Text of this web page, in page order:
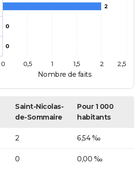
Nombre de faits
2
0
0
0
0,5 1 1,5 2 2,5
Saint-Nicolas-
de-Sommaire
Pour 1 000
habitants
2 6,54 ‰
0 0,00 ‰